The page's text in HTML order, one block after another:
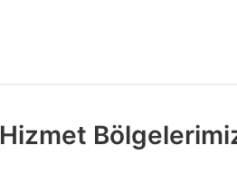
Hizmet